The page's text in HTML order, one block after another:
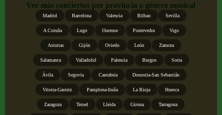
Ver más conciertos por provincia o género musical
Madrid Barcelona Valencia Bilbao Sevilla
A Coruña Lugo Ourense Pontevedra Vigo
Asturias Gijón Oviedo León Zamora
Salamanca Valladolid Palencia Burgos Soria
Ávila Segovia Cantabria Donostia-San Sebastián
Vitoria-Gasteiz Pamplona-Iruña La Rioja Huesca
Zaragoza Teruel Lleida Girona Tarragona